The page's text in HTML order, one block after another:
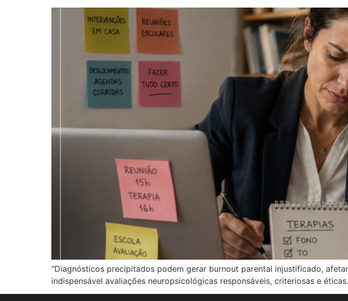
“Diagnósticos precipitados podem gerar burnout parental injustificado,
indispensável avaliações neuropsicológicas responsáveis, criteriosas e